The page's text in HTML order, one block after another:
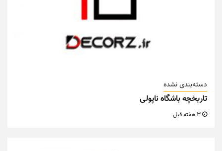
دسته‌بندی نشده
تاریخچه باشگاه ناپولی